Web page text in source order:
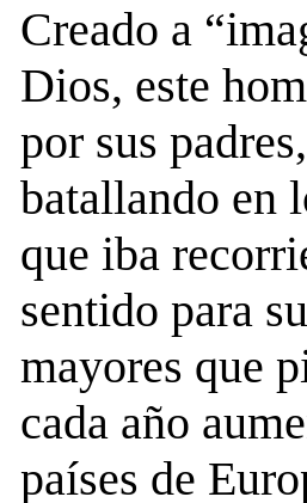
Creado a
Dios, este
por sus
batallando en
que iba
sentido para
mayores que
cada año
países de